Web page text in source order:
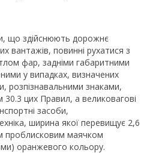
що здійснюють дорожнє
вантажів, повинні рухатися з
фар, задніми габаритними
у випадках, визначених
розпізнавальними знаками,
цих Правил, а великовагові
засоби,
ширина якої перевищує 2,6
проблисковим маячком
оранжевого кольору.